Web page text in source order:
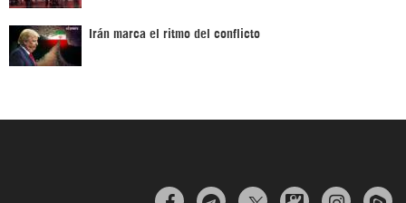
Irán marca el ritmo del conflicto